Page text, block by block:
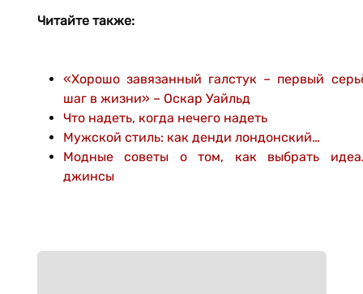
Читайте также:
«Хорошо завязанный галстук – первый
шаг в жизни» – Оскар Уайльд
Что надеть, когда нечего надеть
Мужской стиль: как денди лондонский…
Модные советы о том, как выбрать
джинсы